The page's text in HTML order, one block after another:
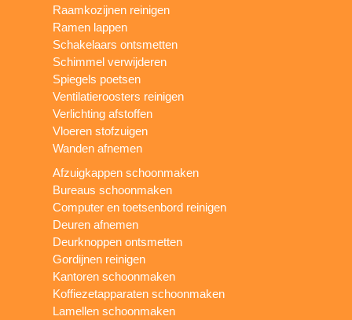
Raamkozijnen reinigen
Ramen lappen
Schakelaars ontsmetten
Schimmel verwijderen
Spiegels poetsen
Ventilatieroosters reinigen
Verlichting afstoffen
Vloeren stofzuigen
Wanden afnemen
Afzuigkappen schoonmaken
Bureaus schoonmaken
Computer en toetsenbord reinigen
Deuren afnemen
Deurknoppen ontsmetten
Gordijnen reinigen
Kantoren schoonmaken
Koffiezetapparaten schoonmaken
Lamellen schoonmaken